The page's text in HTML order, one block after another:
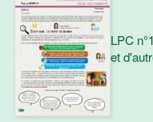
LPC
et